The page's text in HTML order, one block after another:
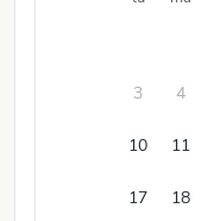
3 4
10 11
17 18